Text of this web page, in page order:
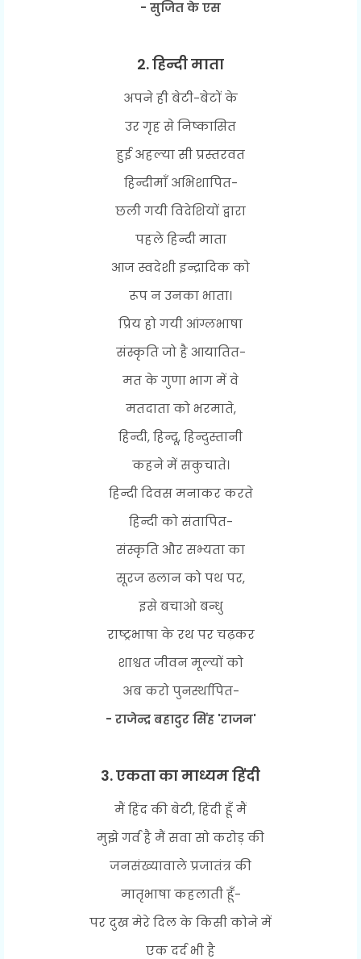
- सुजित के एस
2. हिन्दी माता
अपने ही बेटी-बेटों के
उर गृह से निष्कासित
हुई अहल्या सी प्रस्तरवत
हिन्दीमाँ अभिशापित-
छली गयी विदेशियों द्वारा
पहले हिन्दी माता
आज स्वदेशी इन्द्रादिक को
रूप न उनका भाता।
प्रिय हो गयी आंग्लभाषा
संस्कृति जो है आयातित-
मत के गुणा भाग में वे
मतदाता को भरमाते,
हिन्दी, हिन्दू, हिन्दुस्तानी
कहने में सकुचाते।
हिन्दी दिवस मनाकर करते
हिन्दी को संतापित-
संस्कृति और सभ्यता का
सूरज ढलान को पथ पर,
इसे बचाओ बन्धु
राष्ट्रभाषा के रथ पर चढ़कर
शाश्वत जीवन मूल्यों को
अब करो पुनर्स्थापित-
- राजेन्द्र बहादुर सिंह 'राजन'
3. एकता का माध्यम हिंदी
मैं हिंद की बेटी, हिंदी हूँ मैं
मुझे गर्व है मैं सवा सो करोड़ की
जनसंख्यावाले प्रजातंत्र की
मातृभाषा कहलाती हूँ-
पर दुख मेरे दिल के किसी कोने में
एक दर्द भी है